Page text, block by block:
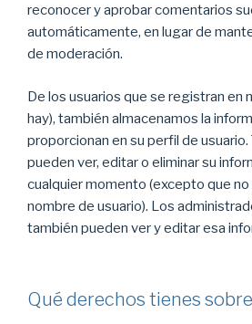
reconocer y aprobar comentarios
automáticamente, en lugar de
de moderación.
De los usuarios que se registran en
hay), también almacenamos la
proporcionan en su perfil de usuario.
pueden ver, editar o eliminar su
cualquier momento (excepto que
nombre de usuario). Los
también pueden ver y editar esa
Qué derechos tienes